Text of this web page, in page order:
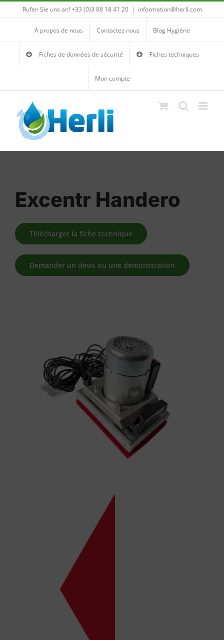
Passer
au
Rufen Sie uns an! +33 (0)3 88 18 41 20 | information@herli.com
À propos de nous Contactez nous Blog Hygiène
Fiches de données de sécurité Fiches techniques
Mon compte
Excentr Handero
Télécharger la fiche technique
Demander un devis ou une démonstration